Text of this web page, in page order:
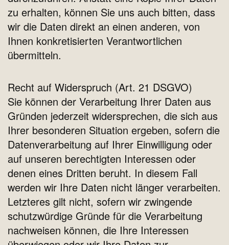
zu erhalten, können Sie uns auch bitten, dass
wir die Daten direkt an einen anderen, von
Ihnen konkretisierten Verantwortlichen
übermitteln.
Recht auf Widerspruch (Art. 21 DSGVO)
Sie können der Verarbeitung Ihrer Daten aus
Gründen jederzeit widersprechen, die sich aus
Ihrer besonderen Situation ergeben, sofern die
Datenverarbeitung auf Ihrer Einwilligung oder
auf unseren berechtigten Interessen oder
denen eines Dritten beruht. In diesem Fall
werden wir Ihre Daten nicht länger verarbeiten.
Letzteres gilt nicht, sofern wir zwingende
schutzwürdige Gründe für die Verarbeitung
nachweisen können, die Ihre Interessen